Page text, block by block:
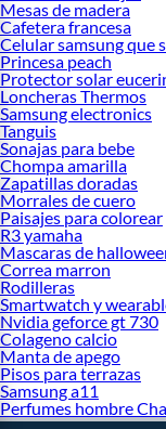
líquido. Solo tienes que
esperar unos segundos.
dispositivo detendrá
ayudará a evitar derrames.
Epson L3210 - fácil de
Gracias a los botones
rápidamente el
permiten encender o
copia. Después de
también puedes disfrutar
tareas de oficina. No
Productos destacados:
Impresora Canon
Impresora Epson
Impresora HP
Impresora
Impresora Brother
Impresoras 3D
Mesas de madera
Cafetera francesa
Celular samsung que
Princesa peach
Protector solar
Loncheras Thermos
Samsung electronics
Tanguis
Sonajas para bebe
Chompa amarilla
Zapatillas doradas
Morrales de cuero
Paisajes para colorear
R3 yamaha
Mascaras de
Correa marron
Rodilleras
Smartwatch y
Nvidia geforce gt 730
Colageno calcio
Manta de apego
Pisos para terrazas
Samsung a11
Perfumes hombre